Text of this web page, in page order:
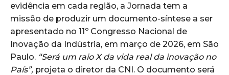
evidência em cada região, a Jornada tem a
missão de produzir um documento-síntese a ser
apresentado no 11º Congresso Nacional de
Inovação da Indústria, em março de 2026, em São
Paulo. “Será um raio X da vida real da inovação no
País”, projeta o diretor da CNI. O documento será